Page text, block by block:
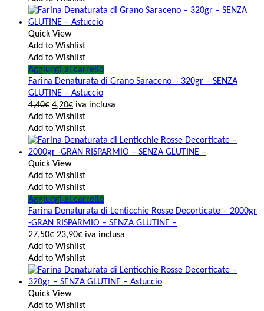
Quick View
Add to Wishlist
Add to Wishlist
Aggiungi al carrello
Farina Denaturata di Grano Saraceno – 320gr – SENZA
GLUTINE – Astuccio
4,40€ 4,20€ iva inclusa
Add to Wishlist
Add to Wishlist
Quick View
Add to Wishlist
Add to Wishlist
Aggiungi al carrello
Farina Denaturata di Lenticchie Rosse Decorticate – 2000gr
-GRAN RISPARMIO – SENZA GLUTINE –
27,50€ 23,90€ iva inclusa
Add to Wishlist
Add to Wishlist
Quick View
Add to Wishlist